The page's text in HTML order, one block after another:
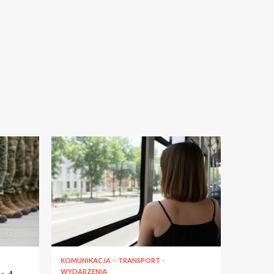
KOMUNIKACJA
TRANSPORT
WYDARZENIA